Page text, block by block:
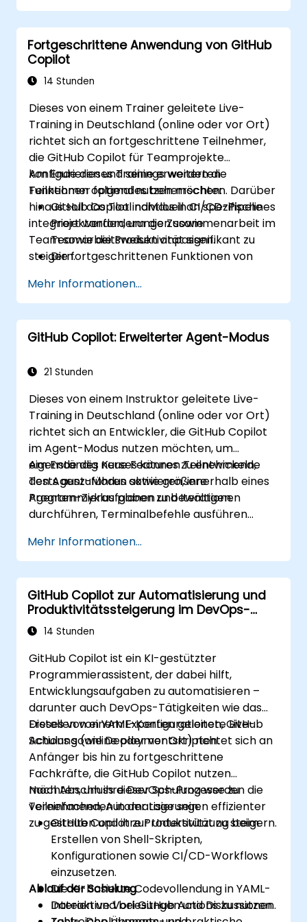
Fortgeschrittene Anwendung von GitHub
Copilot
14 Stunden
Dieses von einem Trainer geleitete Live-
Training in Deutschland (online oder vor Ort)
richtet sich an fortgeschrittene Teilnehmer,
die GitHub Copilot für Teamprojekte
konfigurieren und seine erweiterten
Funktionen optimal nutzen möchten. Darüber
hinaus soll das Tool nahtlos in CI/CD-Pipelines
integriert werden, um die Zusammenarbeit im
Team sowie die Produktivität signifikant zu
steigern.
Am Ende dieses Trainings werden die
Teilnehmer folgendes beherrschen:
GitHub Copilot individuell an spezifische
Projektanforderungen sowie
Teamarbeitsweisen anpassen.
Die fortgeschrittenen Funktionen von
Programmieraufgaben nutzen.
GitHub Copilot in CI/CD-Pipelines und
gemeinschaftliche
Entwicklungsumgebungen integrieren.
Tools effektiv optimieren.
Copilot erfolgreich verwalten und
Probleme behandeln.
Mehr Informationen...
GitHub Copilot: Erweiterter Agent-Modus
21 Stunden
Dieses von einem Instruktor geleitete Live-
Training in Deutschland (online oder vor Ort)
richtet sich an Entwickler, die GitHub Copilot
im Agent-Modus nutzen möchten, um
eigenständig neue Features zu entwickeln,
Tests auszuführen sowie größere
Programmieraufgaben zu bewältigen.
Am Ende des Kurses können Teilnehmende
den Agent-Modus aktivieren, innerhalb eines
Agenten-Zyklus planen und Iterationen
durchführen, Terminalbefehle ausführen
Regelungen implementieren.
Mehr Informationen...
GitHub Copilot zur Automatisierung und
Produktivitätssteigerung im DevOps-
Bereich
14 Stunden
GitHub Copilot ist ein KI-gestützter
Programmierassistent, der dabei hilft,
Entwicklungsaufgaben zu automatisieren –
darunter auch DevOps-Tätigkeiten wie das
Erstellen von YAML-Konfigurationen, GitHub
Actions sowie Deploymentskripten.
Dieses von einem Experten geleitete Live-
Schulung (online oder vor Ort) richtet sich an
Anfänger bis hin zu fortgeschrittene
Fachkräfte, die GitHub Copilot nutzen
möchten, um ihre DevOps-Prozesse zu
vereinfachen, Automatisierungen effizienter
zu gestalten und ihre Produktivität zu steigern.
Nach Abschluss dieser Schulung werden die
Teilnehmenden in der Lage sein:
GitHub Copilot zur Unterstützung beim
Erstellen von Shell-Skripten,
Konfigurationen sowie CI/CD-Workflows
einzusetzen.
Die KI-basierte Codevollendung in YAML-
Dateien und bei GitHub Actions zu nutzen.
Ablauf der Schulung
Interaktive Vorlesungen und Diskussionen.